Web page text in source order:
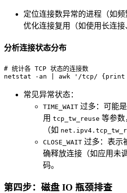
定位连接数异常的进程（如频
优化连接复用（如使用长连接
分析连接状态分布
# 统计各 TCP 状态的连接数
netstat -an | awk
'/tcp/ {print
常见异常状态：
TIME_WAIT 过多：可能
用 tcp_tw_reuse 等参数
（如
CLOSE_WAIT 过多：表示
确释放连接（如应用未
码。
第四步：磁盘 IO 瓶颈排查